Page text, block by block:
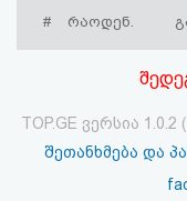
HTML
სალიცენზიო
# რაოდენ.
TOP.GE ვერსია
შეთანხმება და